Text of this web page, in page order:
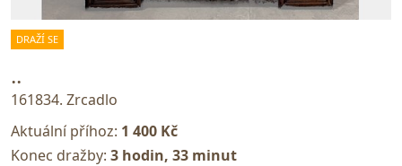
DRAŽÍ SE
..
161834. Zrcadlo
Aktuální příhoz: 1 400 Kč
Konec dražby: 3 hodin, 33 minut